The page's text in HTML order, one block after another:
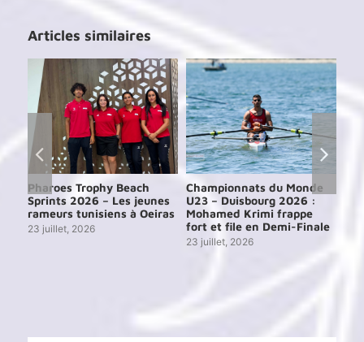
Articles similaires
Pharoes Trophy Beach
Sprints 2026 – Les jeunes
rameurs tunisiens à Oeiras
23 juillet, 2026
Championnats du Monde
U23 – Duisbourg 2026 :
Mohamed Krimi frappe
fort et file en Demi-Finale
23 juillet, 2026